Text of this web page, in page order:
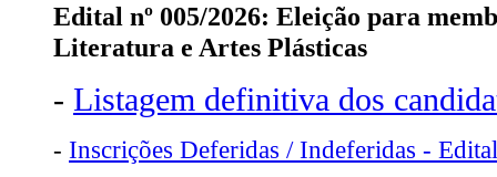
Edital nº 005/2026: Eleição para
Literatura e Artes Plásticas
- Listagem definitiva dos
- Inscrições Deferidas / Indeferidas -